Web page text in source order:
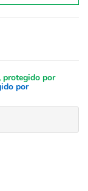
protegido por
por